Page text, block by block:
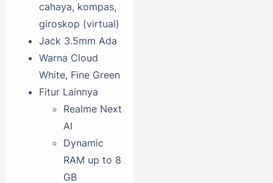
cahaya, kompas,
giroskop (virtual)
Jack 3.5mm Ada
Warna Cloud
White, Fine Green
Fitur Lainnya
Realme Next
AI
Dynamic
RAM up to 8
GB